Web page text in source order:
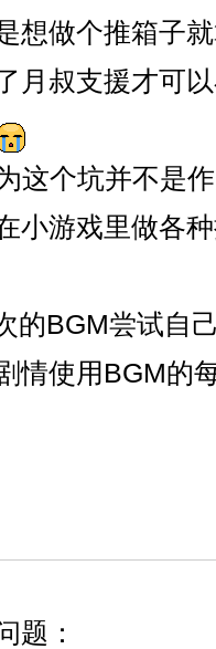
想做个推箱子
月叔支援才可
这个坑并不是
小游戏里做各
的BGM尝试自
情使用BGM的
题：